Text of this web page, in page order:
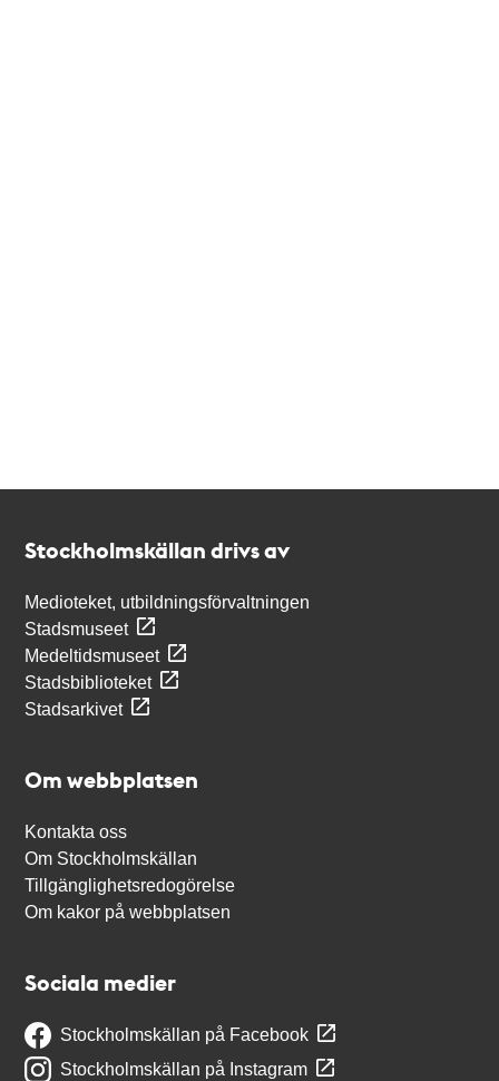
Stockholmskällan drivs av
Medioteket, utbildningsförvaltningen
Stadsmuseet
Medeltidsmuseet
Stadsbiblioteket
Stadsarkivet
Om webbplatsen
Kontakta oss
Om Stockholmskällan
Tillgänglighetsredogörelse
Om kakor på webbplatsen
Sociala medier
Stockholmskällan på Facebook
Stockholmskällan på Instagram